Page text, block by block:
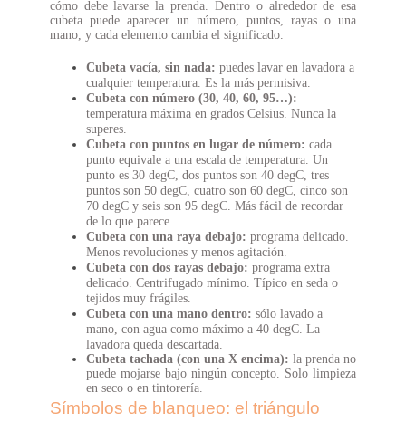
cómo debe lavarse la prenda. Dentro o alrededor de esa
cubeta puede aparecer un número, puntos, rayas o una
mano, y cada elemento cambia el significado.
Cubeta vacía, sin nada: puedes lavar en lavadora a
cualquier temperatura. Es la más permisiva.
Cubeta con número (30, 40, 60, 95…):
temperatura máxima en grados Celsius. Nunca la
superes.
Cubeta con puntos en lugar de número: cada
punto equivale a una escala de temperatura. Un
punto es 30 degC, dos puntos son 40 degC, tres
puntos son 50 degC, cuatro son 60 degC, cinco son
70 degC y seis son 95 degC. Más fácil de recordar
de lo que parece.
Cubeta con una raya debajo: programa delicado.
Menos revoluciones y menos agitación.
Cubeta con dos rayas debajo: programa extra
delicado. Centrifugado mínimo. Típico en seda o
tejidos muy frágiles.
Cubeta con una mano dentro: sólo lavado a
mano, con agua como máximo a 40 degC. La
lavadora queda descartada.
Cubeta tachada (con una X encima):la prenda no
puede mojarse bajo ningún concepto. Solo limpieza
en seco o en tintorería.
Símbolos de blanqueo: el triángulo